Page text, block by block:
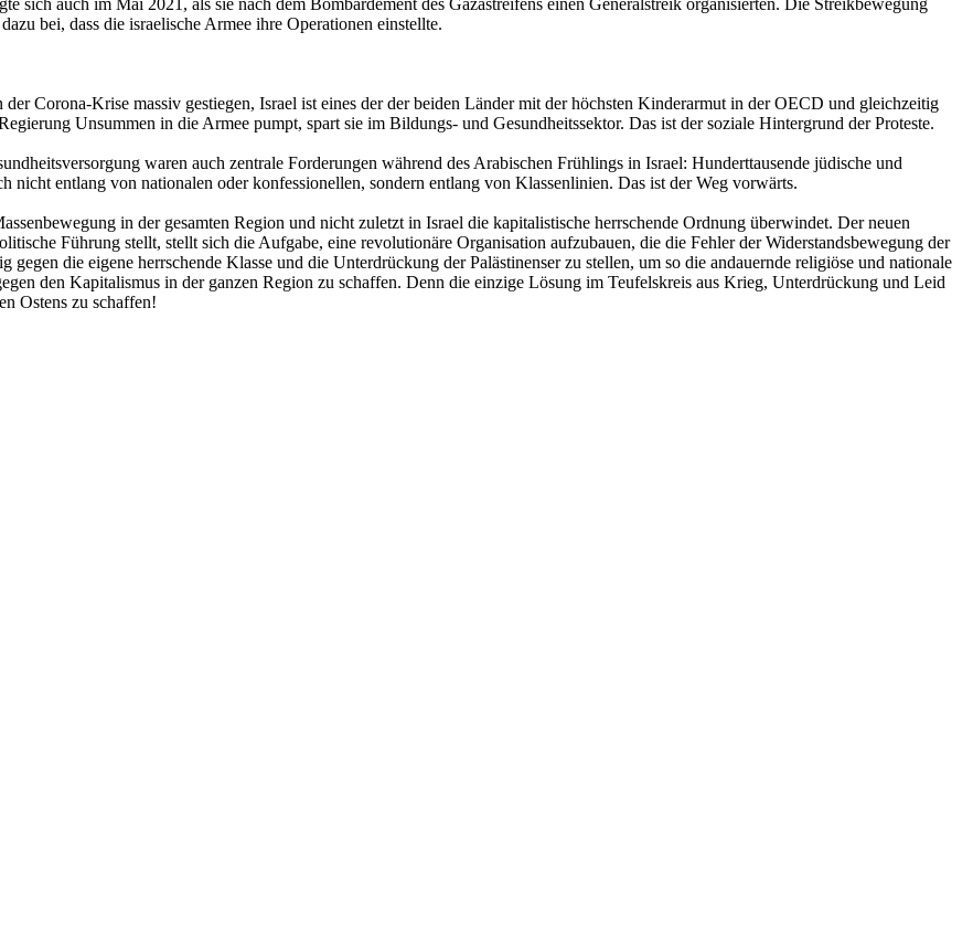
sich auch im Mai 2021, als sie nach dem Bombardement des Gazastreifens einen Generalstreik organisierten. Die Streikbewegung
bei, dass die israelische Armee ihre Operationen einstellte.
Corona-Krise massiv gestiegen, Israel ist eines der der beiden Länder mit der höchsten Kinderarmut in der OECD und gleichzeitig
Unsummen in die Armee pumpt, spart sie im Bildungs- und Gesundheitssektor. Das ist der soziale Hintergrund der Proteste.
waren auch zentrale Forderungen während des Arabischen Frühlings in Israel: Hunderttausende jüdische und
nicht entlang von nationalen oder konfessionellen, sondern entlang von Klassenlinien. Das ist der Weg vorwärts.
in der gesamten Region und nicht zuletzt in Israel die kapitalistische herrschende Ordnung überwindet. Der neuen
Führung stellt, stellt sich die Aufgabe, eine revolutionäre Organisation aufzubauen, die die Fehler der Widerstandsbewegung der
die eigene herrschende Klasse und die Unterdrückung der Palästinenser zu stellen, um so die andauernde religiöse und nationale
den Kapitalismus in der ganzen Region zu schaffen. Denn die einzige Lösung im Teufelskreis aus Krieg, Unterdrückung und Leid
Ostens zu schaffen!